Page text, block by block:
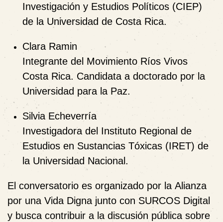
Investigación y Estudios Políticos (CIEP)
de la Universidad de Costa Rica.
Clara Ramin
Integrante del Movimiento Ríos Vivos
Costa Rica. Candidata a doctorado por la
Universidad para la Paz.
Silvia Echeverría
Investigadora del Instituto Regional de
Estudios en Sustancias Tóxicas (IRET) de
la Universidad Nacional.
El conversatorio es organizado por la Alianza
por una Vida Digna junto conSURCOS Digital
y busca contribuir a la discusión pública sobre